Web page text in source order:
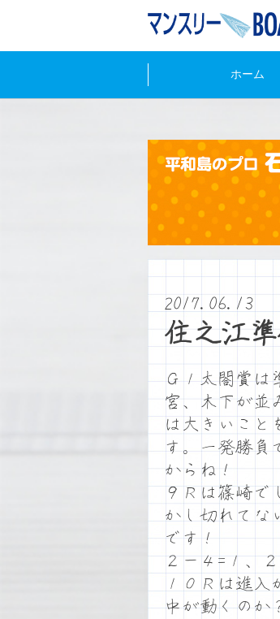
ホーム
2017.06.13
住之江準
Ｇ１太閤賞は
宮、木下が並
は大きいこと
す。一発勝負
からね！
９Ｒは篠崎で
かし切れてな
です！
２－４=１、
１０Ｒは進
中が動くの